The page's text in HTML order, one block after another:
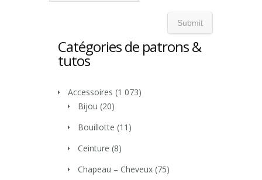
Catégories de patrons &
tutos
Accessoires (1 073)
Bijou (20)
Bouillotte (11)
Ceinture (8)
Chapeau – Cheveux (75)